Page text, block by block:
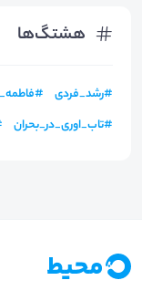
هشتگ‌ها
#رشد_فردی #
#تاب_اوری_در_بحران